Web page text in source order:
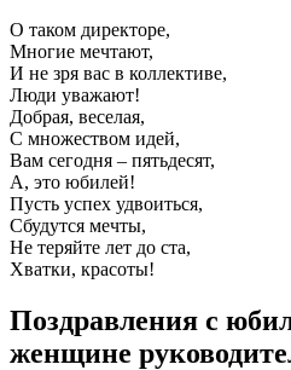
О таком директоре,
Многие мечтают,
И не зря вас в коллективе,
Люди уважают!
Добрая, веселая,
С множеством идей,
Вам сегодня – пятьдесят,
А, это юбилей!
Пусть успех удвоиться,
Сбудутся мечты,
Не теряйте лет до ста,
Хватки, красоты!
Поздравления с
женщине